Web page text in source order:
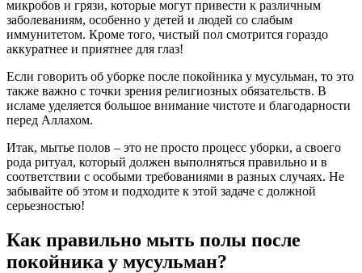
микробов и грязи, которые могут привести к различным
заболеваниям, особенно у детей и людей со слабым
иммунитетом. Кроме того, чистый пол смотрится гораздо
аккуратнее и приятнее для глаз!
Если говорить об уборке после покойника у мусульман, то это
также важно с точки зрения религиозных обязательств. В
исламе уделяется большое внимание чистоте и благодарности
перед Аллахом.
Итак, мытье полов – это не просто процесс уборки, а своего
рода ритуал, который должен выполняться правильно и в
соответствии с особыми требованиями в разных случаях. Не
забывайте об этом и подходите к этой задаче с должной
серьезностью!
Как правильно мыть полы после
покойника у мусульман?